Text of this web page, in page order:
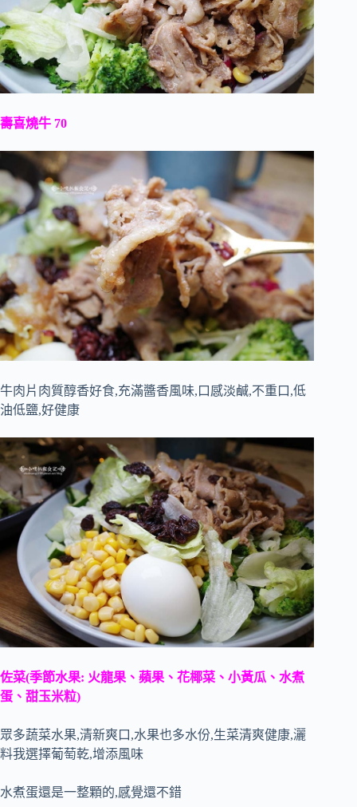
壽喜燒牛 70
牛肉片肉質醇香好食,充滿醬香風味,口感淡鹹,不重口,低
油低鹽,好健康
佐菜(季節水果: 火龍果、蘋果、花椰菜、小黃瓜、水煮
蛋、甜玉米粒)
眾多蔬菜水果,清新爽口,水果也多水份,生菜清爽健康,灑
料我選擇葡萄乾,增添風味
水煮蛋還是一整顆的,感覺還不錯